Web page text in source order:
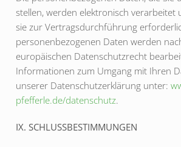
stellen, werden elektronisch verarbeitet
sie zur Vertragsdurchführung
personenbezogenen Daten werden
europäischen Datenschutzrecht
Informationen zum Umgang mit Ihren
unserer Datenschutzerklärung unter:
pfefferle.de/datenschutz.
IX. SCHLUSSBESTIMMUNGEN